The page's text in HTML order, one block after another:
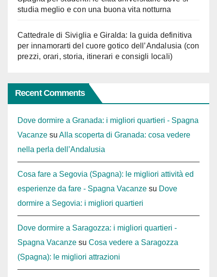
studia meglio e con una buona vita notturna
Cattedrale di Siviglia e Giralda: la guida definitiva
per innamorarti del cuore gotico dell’Andalusia (con
prezzi, orari, storia, itinerari e consigli locali)
Recent Comments
Dove dormire a Granada: i migliori quartieri - Spagna
Vacanze su Alla scoperta di Granada: cosa vedere
nella perla dell’Andalusia
Cosa fare a Segovia (Spagna): le migliori attività ed
esperienze da fare - Spagna Vacanze su Dove
dormire a Segovia: i migliori quartieri
Dove dormire a Saragozza: i migliori quartieri -
Spagna Vacanze su Cosa vedere a Saragozza
(Spagna): le migliori attrazioni